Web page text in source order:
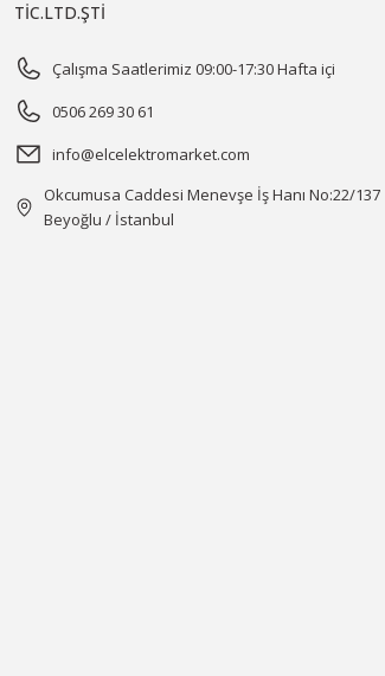
TİC.LTD.ŞTİ
Çalışma Saatlerimiz 09:00-17:30 Hafta içi
0506 269 30 61
info@elcelektromarket.com
Okcumusa Caddesi Menevşe İş Hanı No:22/137
Beyoğlu / İstanbul